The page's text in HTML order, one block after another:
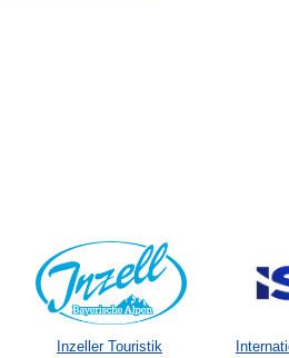
Inzeller Touristik